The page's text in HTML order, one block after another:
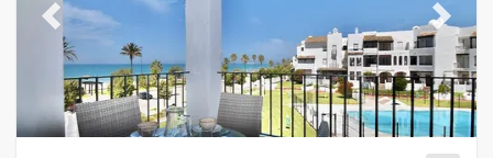
Previous Next